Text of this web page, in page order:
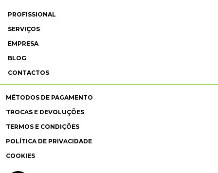
PROFISSIONAL
SERVIÇOS
EMPRESA
BLOG
CONTACTOS
MÉTODOS DE PAGAMENTO
TROCAS E DEVOLUÇÕES
TERMOS E CONDIÇÕES
POLÍTICA DE PRIVACIDADE
COOKIES